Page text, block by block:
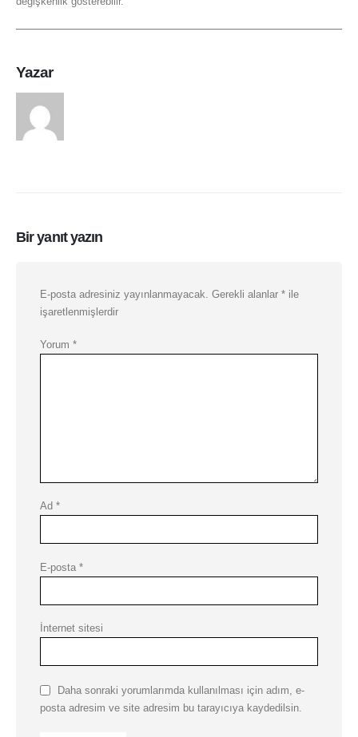
Yazar
Bir yanıt yazın
E-posta adresiniz yayınlanmayacak. Gerekli alanlar * ile
işaretlenmişlerdir
Yorum *
Ad *
E-posta *
İnternet sitesi
Daha sonraki yorumlarımda kullanılması için adım, e-
posta adresim ve site adresim bu tarayıcıya kaydedilsin.